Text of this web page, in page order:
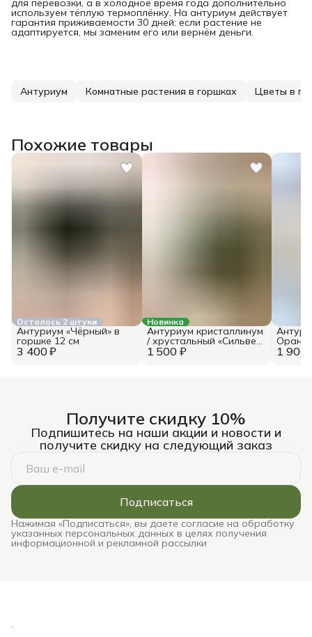
для перевозки, а в холодное время года дополнительно
используем тёплую термоплёнку. На антуриум действует
гарантия приживаемости 30 дней: если растение не
адаптируется, мы заменим его или вернём деньги.
Антуриум Комнатные растения в горшках Цветы в
Похожие товары
Осталось 2 штуки
3 400 ₽
Антуриум «Чёрный» в
горшке 12 см
Новинка
1 500 ₽
Антуриум кристаллинум
/ хрустальный «Сильвер
Блаш» в горшке 6 см 1 900
Получите скидку 10%
Подпишитесь на наши акции и новости и
получите скидку на следующий заказ
Подписаться
Нажимая «Подписаться», вы даете согласие на обработку
указанных персональных данных в целях получения
информационной и рекламной рассылки